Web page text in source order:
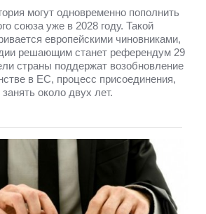
могут одновременно пополнить
союза уже в 2028 году. Такой
европейскими чиновниками,
решающим станет референдум 29
страны поддержат возобновление
в ЕС, процесс присоединения,
около двух лет.